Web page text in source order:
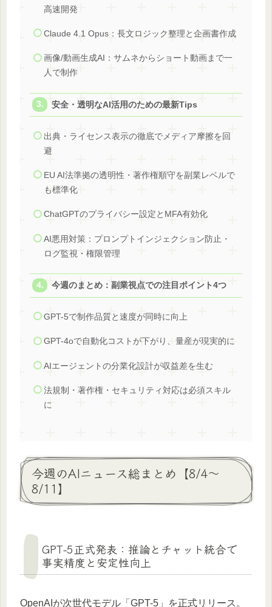
高速開発
Claude 4.1 Opus：長文ロジック整理と企画書作成
画像/動画生成AI：サムネからショート動画まで一
人で制作
安全・透明なAI活用のための最新Tips
出典・ライセンス表示の徹底でメディア摩擦を回
避
EU AI法準拠の透明性・著作権順守を副業レベルで
も標準化
ChatGPTのプライバシー設定とMFA有効化
AI悪用対策：プロンプトインジェクション防止・
ログ監視・権限管理
今週のまとめ：副業視点での注目ポイント4つ
GPT-5で制作品質と速度が同時に向上
GPT-4oで自動化コストが下がり、量産が現実的に
AIエージェントの分業化設計が収益差を生む
法規制・著作権・セキュリティ対応は必須スキル
に
今週のAIニュース総まとめ【8/4〜
8/11】
GPT-5正式発表：推論とチャット統合で
事実精度と安定性向上
OpenAIが次世代モデル「GPT-5」を正式リリース。